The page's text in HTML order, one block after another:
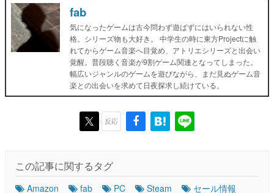
fab
気になったゲームは古今問わず遊ばずにはいられない性
格。シリーズ物も大好き。 中学生の時に東方Projectに触
れてからゲーム音楽へ目覚め、アトリエシリーズと出会い
覚醒。普段聴く音楽が9割ゲーム関連となってしまった。
幅広いジャンルのゲームを遊びながら、まだ見ぬゲーム音
楽との出会いを求めて日夜探求し続けている。
反応
この記事に関するタグ
Amazon fab PC Steam セール情報